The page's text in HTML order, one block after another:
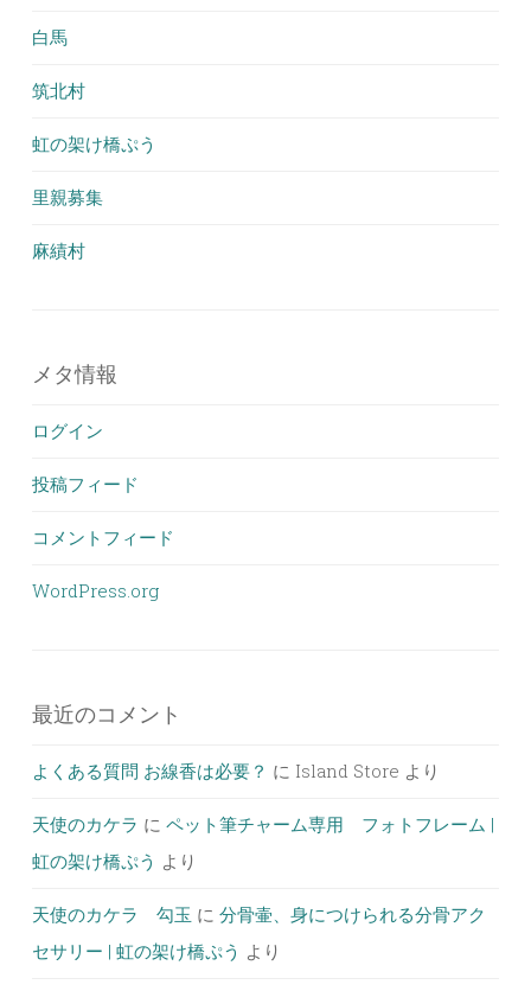
白馬
筑北村
虹の架け橋ぷう
里親募集
麻績村
メタ情報
ログイン
投稿フィード
コメントフィード
WordPress.org
最近のコメント
よくある質問 お線香は必要？ に Island Store より
天使のカケラ に ペット筆チャーム専用 フォトフレーム |
虹の架け橋ぷう より
天使のカケラ 勾玉 に 分骨壷、身につけられる分骨アク
セサリー | 虹の架け橋ぷう より